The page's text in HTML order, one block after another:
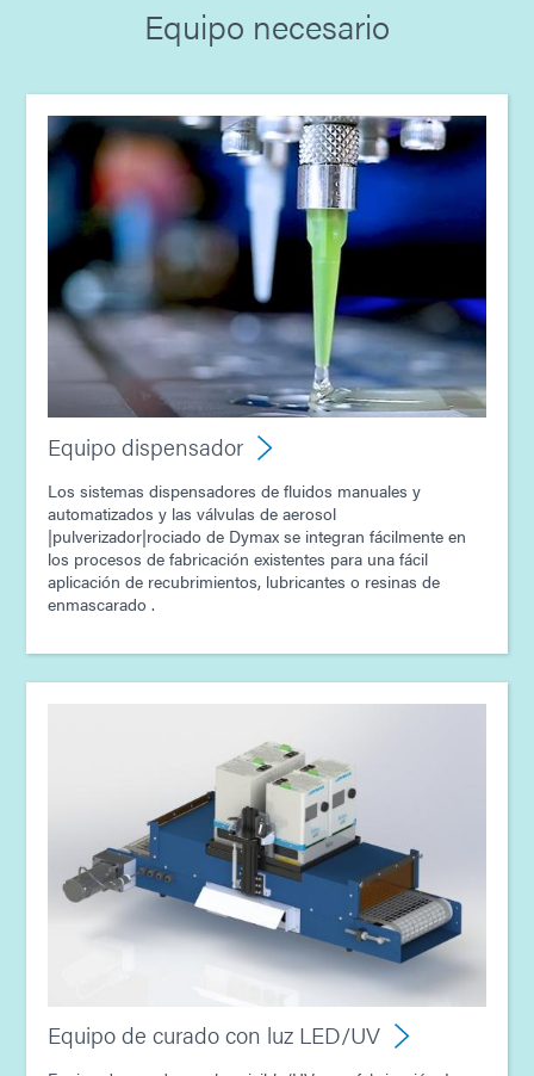
Documento: Recubrimientos electrónicos automotriz
que se curan con luz y humedad
Infografía: Por qué los recubrimientos electrónicos
son esenciales en las aplicaciones de electrónica
automotriz
Equipo necesario
Equipo dispensador
Los sistemas dispensadores de fluidos manuales y
automatizados y las válvulas de aerosol
|pulverizador|rociado de Dymax se integran fácilmente en
los procesos de fabricación existentes para una fácil
aplicación de recubrimientos, lubricantes o resinas de
enmascarado .
Equipo de curado con luz LED/UV